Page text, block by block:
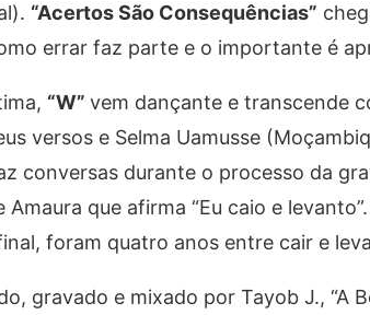
“Acertos São Consequências”
errar faz parte e o importante é
“W” vem dançante e transcende
versos e Selma Uamusse
conversas durante o processo da
Amaura que afirma “Eu caio e
foram quatro anos entre cair e
gravado e mixado por Tayob J., “A